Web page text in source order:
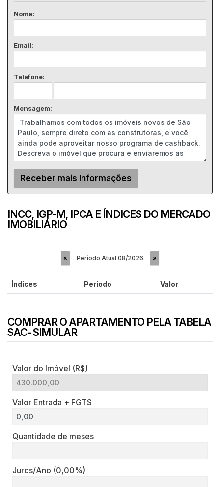
Nome:
Email:
Telefone:
Mensagem:
INCC, IGP-M, IPCA E ÍNDICES DO MERCADO
IMOBILIÁRIO
« Período Atual 08/2026 »
Índices Período Valor
COMPRAR O APARTAMENTO PELA TABELA
SAC- SIMULAR
Valor do Imóvel (R$)
Valor Entrada + FGTS
Quantidade de meses
Juros/Ano (0,00%)